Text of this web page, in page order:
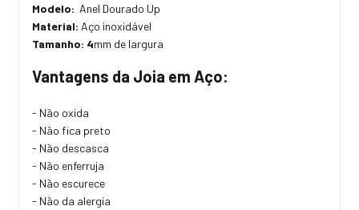
Modelo: Anel Dourado Up
Material: Aço inoxidável
Tamanho: 4mm de largura
Vantagens da Joia em Aço:
- Não oxida
- Não fica preto
- Não descasca
- Não enferruja
- Não escurece
- Não da alergia